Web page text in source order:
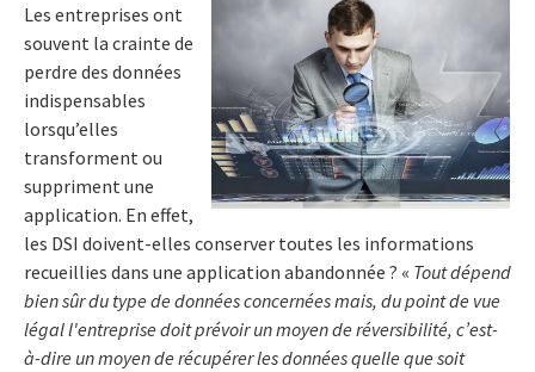
Les entreprises ont
souvent la crainte de
perdre des données
indispensables
lorsqu’elles
transforment ou
suppriment une
application. En effet,
les DSI doivent-elles conserver toutes les informations
recueillies dans une application abandonnée ? « Tout dépend
bien sûr du type de données concernées mais, du point de vue
légal l'entreprise doit prévoir un moyen de réversibilité, c’est-
à-dire un moyen de récupérer les données quelle que soit